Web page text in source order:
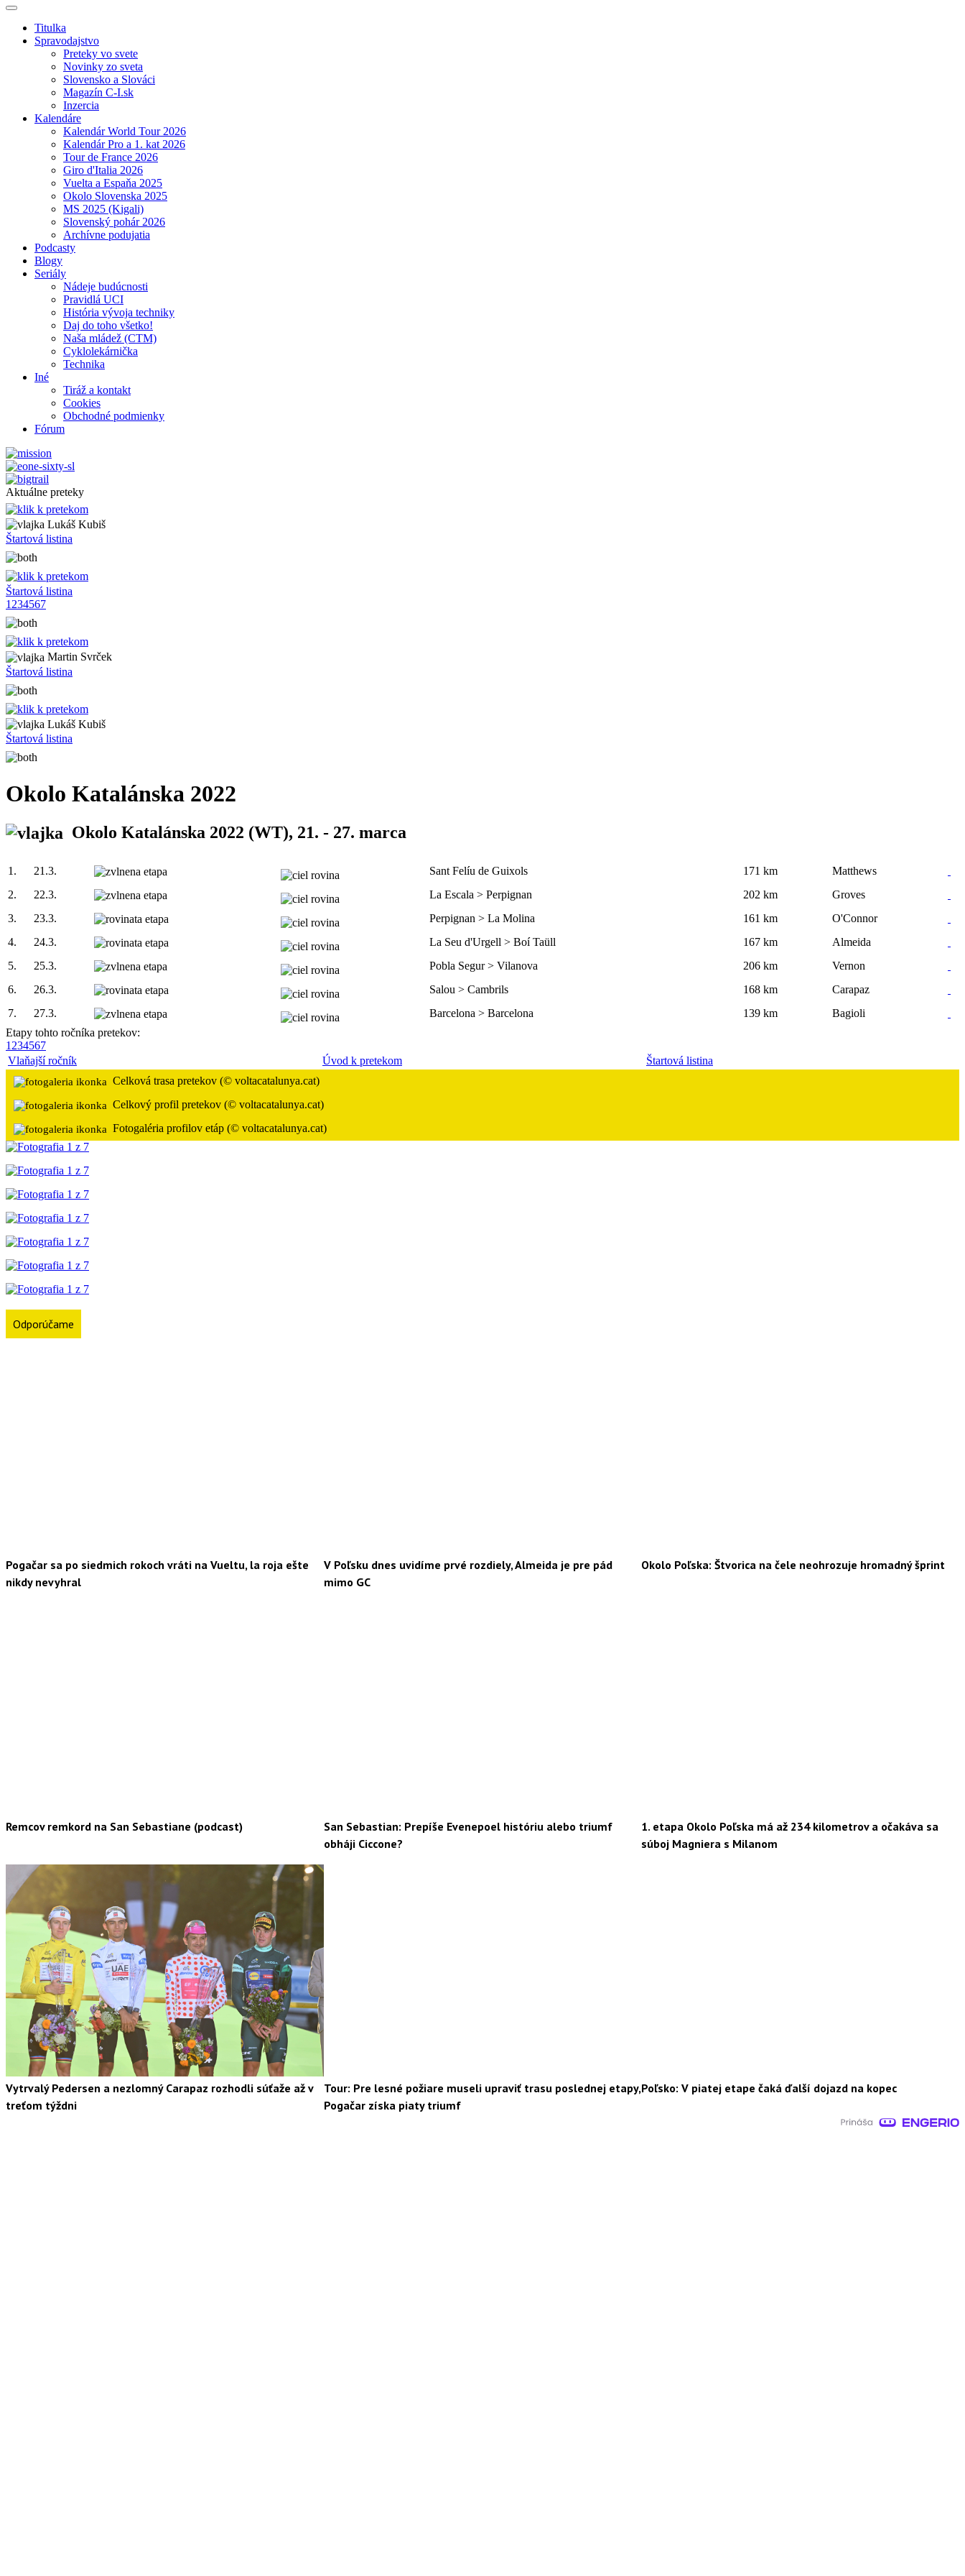
Titulka
Spravodajstvo
Preteky vo svete
Novinky zo sveta
Slovensko a Slováci
Magazín C-I.sk
Inzercia
Kalendáre
Kalendár World Tour 2026
Kalendár Pro a 1. kat 2026
Tour de France 2026
Giro d'Italia 2026
Vuelta a Espaňa 2025
Okolo Slovenska 2025
MS 2025 (Kigali)
Slovenský pohár 2026
Archívne podujatia
Podcasty
Blogy
Seriály
Nádeje budúcnosti
Pravidlá UCI
História vývoja techniky
Daj do toho všetko!
Naša mládež (CTM)
Cyklolekárnička
Technika
Iné
Tiráž a kontakt
Cookies
Obchodné podmienky
Fórum
Aktuálne preteky
Lukáš Kubiš
Štartová listina
Štartová listina
1 234567
Martin Svrček
Štartová listina
Lukáš Kubiš
Štartová listina
Okolo Katalánska 2022
Okolo Katalánska 2022 (WT), 21. - 27. marca
1. 21.3. Sant Felíu de Guixols 171 km
Matthews
2.
22.3. La Escala > Perpignan 202 km
Groves
3.
23.3. Perpignan > La Molina 161 km
O'Connor
4.
24.3. La Seu d'Urgell > Boí Taüll 167 km
Almeida
5.
25.3. Pobla Segur > Vilanova 206 km
Vernon
6.
26.3. Salou > Cambrils 168 km
Carapaz
7.
27.3. Barcelona > Barcelona 139 km
Bagioli
Etapy tohto ročníka pretekov:
1 234567
Vlaňajší ročník
Úvod k pretekom
Štartová listina
Celková trasa pretekov (© voltacatalunya.cat)
Celkový profil pretekov (© voltacatalunya.cat)
Fotogaléria profilov etáp (© voltacatalunya.cat)
Odporúčame
Pogačar sa po siedmich rokoch vráti na Vueltu, la roja ešte
nikdy nevyhral
V Poľsku dnes uvidíme prvé rozdiely, Almeida je pre pád
mimo GC
Okolo Poľska: Štvorica na čele neohrozuje hromadný šprint
Remcov remkord na San Sebastiane (podcast)
San Sebastian: Prepíše Evenepoel históriu alebo triumf
obháji Ciccone?
1. etapa Okolo Poľska má až 234 kilometrov a očakáva sa
súboj Magniera s Milanom
Vytrvalý Pedersen a nezlomný Carapaz rozhodli súťaže až v
treťom týždni
Tour: Pre lesné požiare museli upraviť trasu poslednej etapy,
Pogačar získa piaty triumf
Poľsko: V piatej etape čaká ďalší dojazd na kopec